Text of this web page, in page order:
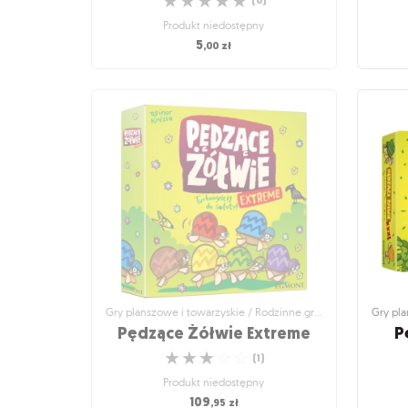
Produkt niedostępny
5,00 zł
MLEM: Agencja kosmiczna -
BLEP - Kosmiczni pionierzy
Odmień swoją kocią rozgrywkę
☆
☆
☆
☆
☆ (6 )
Produkt niedostępny
5,00 zł
Gry planszowe i towarzyskie / Rodzinne gry planszowe
Pędzące Żółwie Extreme
☆
☆
☆ (1)
Produkt niedostępny
109,95 zł